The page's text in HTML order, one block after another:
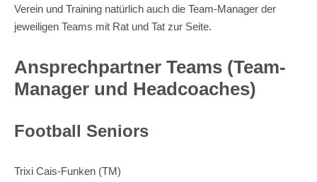
Verein und Training natürlich auch die Team-Manager der
jeweiligen Teams mit Rat und Tat zur Seite.
Ansprechpartner Teams (Team-
Manager und Headcoaches)
Football Seniors
Trixi Cais-Funken (TM)